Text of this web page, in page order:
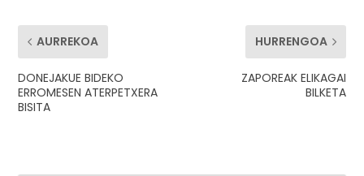
AURREKOA
DONEJAKUE BIDEKO
ERROMESEN ATERPETXERA
BISITA
HURRENGOA
ZAPOREAK ELIKAGAI
BILKETA